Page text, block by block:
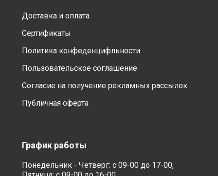
Доставка и оплата
Сертификаты
Политика конфеденцифльности
Пользовательское соглашение
Согласие на получение рекламных рассылок
Публичная оферта
График работы
Понедельник - Четверг: с 09-00 до 17-00,